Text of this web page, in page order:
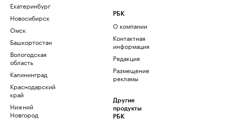
Екатеринбург
Новосибирск
Омск
Башкортостан
Вологодская
область
Калининград
Краснодарский
край
Нижний
Новгород
РБК
О компании
Контактная
информация
Редакция
Размещение
рекламы
Другие
продукты
РБК